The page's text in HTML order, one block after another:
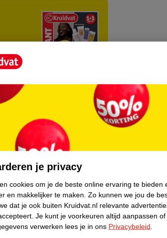
Over
Pers
Winkelformule
Bedrijfsgegevens
je privacy
cookies om je de beste online ervaring te bieden
en makkelijker te maken. Zo kunnen we jou de
dat je ook buiten Kruidvat.nl relevante
Je kunt je voorkeuren altijd aanpassen of
verwerken lees je in ons Privacybeleid